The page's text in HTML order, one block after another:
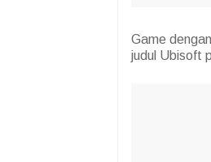
Game
judul Ubisoft